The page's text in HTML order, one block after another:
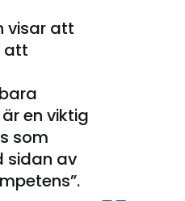
visar att
att
en viktig
som
sidan av